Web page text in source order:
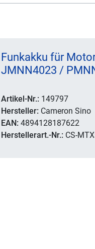
Funkakku für
JMNN4023 /
Artikel-Nr.: 149797
Hersteller: Cameron Sino
EAN: 4894128187622
Herstellerart.-Nr.: CS-